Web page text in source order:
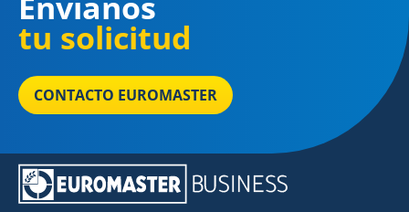
tu solicitud
CONTACTO EUROMASTER